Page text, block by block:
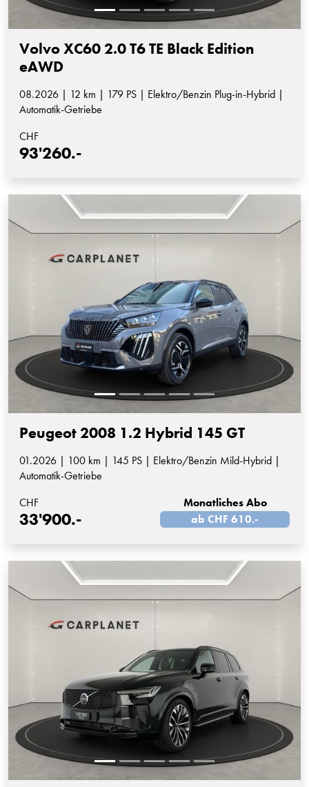
Volvo XC60 2.0 T6 TE Black Edition
eAWD
08.2026 | 12 km | 179 PS | Elektro/Benzin Plug-in-Hybrid |
Automatik-Getriebe
CHF
93'260.-
Peugeot 2008 1.2 Hybrid 145 GT
01.2026 | 100 km | 145 PS | Elektro/Benzin Mild-Hybrid |
Automatik-Getriebe
CHF
33'900.-
Monatliches Abo
ab CHF 610.-